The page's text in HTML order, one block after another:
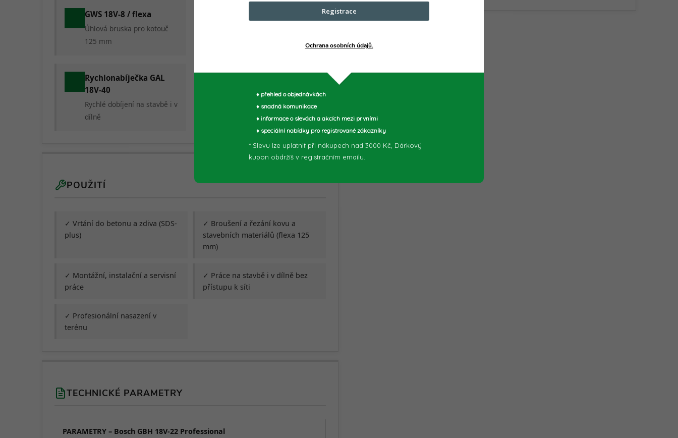
GWS 18V-8 / flexa
Úhlová bruska pro kotouč
125 mm
Rychlonabíječka GAL
18V-40
Rychlé dobíjení na stavbě i v
dílně
Bosch Professional pro
přepravu nářadí
POUŽITÍ
✓ Vrtání do betonu a zdiva (SDS-
plus)
✓ Broušení a řezání kovu a
stavebních materiálů (flexa 125
mm)
✓ Montážní, instalační a servisní
práce
✓ Práce na stavbě i v dílně bez
přístupu k síti
✓ Profesionální nasazení v
terénu
TECHNICKÉ PARAMETRY
PARAMETRY – Bosch GBH 18V-22 Professional
Registrace
Ochrana osobních údajů.
♦ přehled o objednávkách
♦ snadná komunikace
♦ informace o slevách a akcích mezi prvními
♦ speciální nabídky pro registrované zákazníky
* Slevu lze uplatnit při nákupech nad 3000 Kč, Dárkový
kupon obdržíš v registračním emailu.